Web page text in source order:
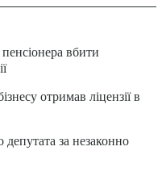
вбити
отримав ліцензії в
за незаконно